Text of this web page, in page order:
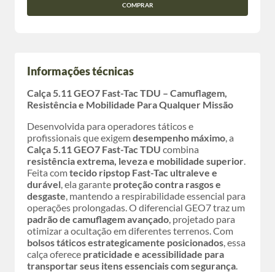
COMPRAR
Informações técnicas
Calça 5.11 GEO7 Fast-Tac TDU – Camuflagem,
Resistência e Mobilidade Para Qualquer Missão
Desenvolvida para operadores táticos e
profissionais que exigemdesempenho máximo, a
Calça 5.11 GEO7 Fast-Tac TDU combina
resistência extrema, leveza e mobilidade superior.
Feita comtecido ripstop Fast-Tac ultraleve e
durável, ela garante proteção contra rasgos e
desgaste, mantendo a respirabilidade essencial para
operações prolongadas. O diferencial GEO7 traz um
padrão de camuflagem avançado, projetado para
otimizar a ocultação em diferentes terrenos. Com
bolsos táticos estrategicamente posicionados, essa
calça oferece praticidade e acessibilidade para
transportar seus itens essenciais com segurança.